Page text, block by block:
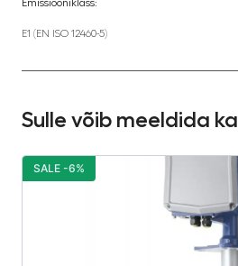
Emissiooniklass:
E1 (EN ISO 12460-5)
Sulle võib meeldida ka
SALE -6%